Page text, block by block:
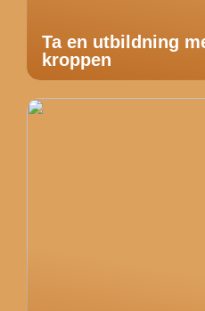
Ta en utbildning
kroppen